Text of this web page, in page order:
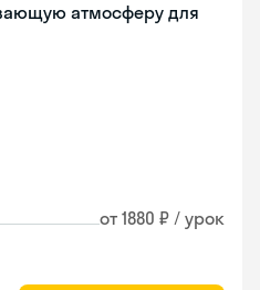
атмосферу для
от 1880 ₽ / урок